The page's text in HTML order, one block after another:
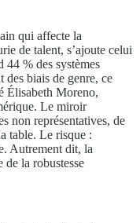
qui affecte la
de talent, s’ajoute celui
44 % des systèmes
des biais de genre, ce
Élisabeth Moreno,
Le miroir
non représentatives, de
table. Le risque :
Autrement dit, la
la robustesse